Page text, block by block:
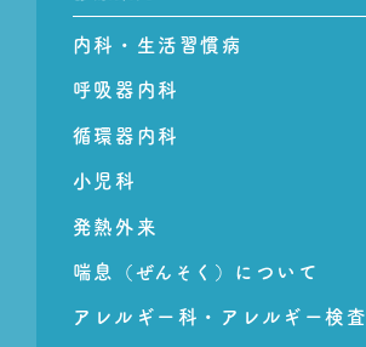
内科・生活習慣病
呼吸器内科
循環器内科
小児科
発熱外来
喘息 （ぜんそく） について
アレルギー科・アレルギー検査